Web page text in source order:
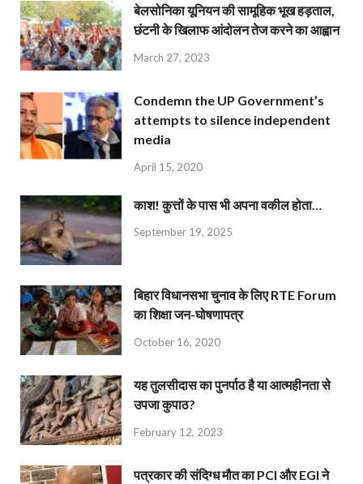
बेलसोनिका यूनियन की सामूहिक भूख हड़ताल,
छंटनी के खिलाफ आंदोलन तेज करने का आह्वान
March 27, 2023
Condemn the UP Government’s
attempts to silence independent
media
April 15, 2020
काश! कुत्तों के पास भी अपना वकील होता…
September 19, 2025
बिहार विधानसभा चुनाव के लिए RTE Forum
का शिक्षा जन-घोषणापत्र
October 16, 2020
यह तुलसीदास का पुनर्पाठ है या आत्महीनता से
उपजा कुपाठ?
February 12, 2023
पत्रकार की संदिग्ध मौत का PCI और EGI ने